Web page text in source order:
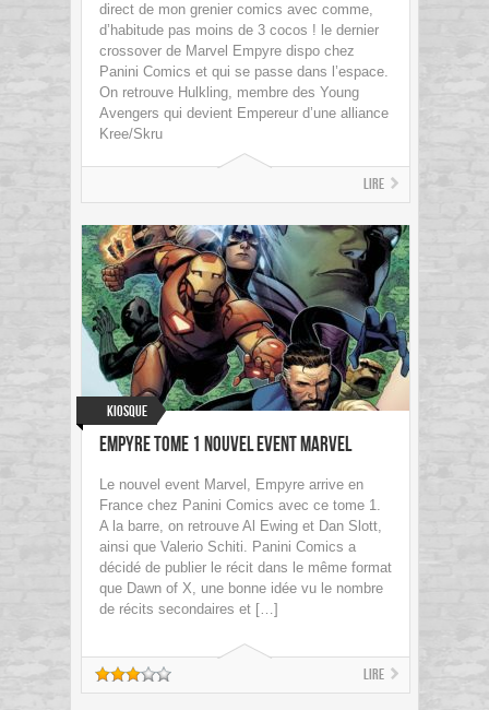
direct de mon grenier comics avec comme,
d’habitude pas moins de 3 cocos ! le dernier
crossover de Marvel Empyre dispo chez
Panini Comics et qui se passe dans l’espace.
On retrouve Hulkling, membre des Young
Avengers qui devient Empereur d’une alliance
Kree/Skru
Lire
Kiosque
Empyre Tome 1 Nouvel event Marvel
Le nouvel event Marvel, Empyre arrive en
France chez Panini Comics avec ce tome 1.
A la barre, on retrouve Al Ewing et Dan Slott,
ainsi que Valerio Schiti. Panini Comics a
décidé de publier le récit dans le même format
que Dawn of X, une bonne idée vu le nombre
de récits secondaires et […]
Lire